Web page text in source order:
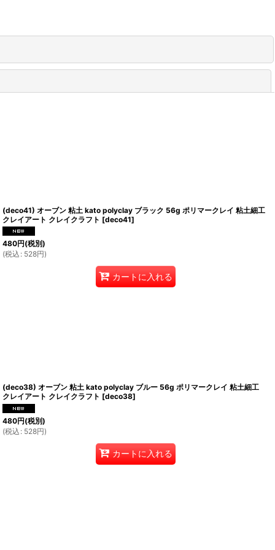
(deco41) オーブン 粘土 kato polyclay ブラック 56g ポリマークレイ 粘土細工
クレイアート クレイクラフト [deco41]
480円(税別)
(税込 : 528円)
カートに入れる
(deco38) オーブン 粘土 kato polyclay ブルー 56g ポリマークレイ 粘土細工
クレイアート クレイクラフト [deco38]
480円(税別)
(税込 : 528円)
カートに入れる